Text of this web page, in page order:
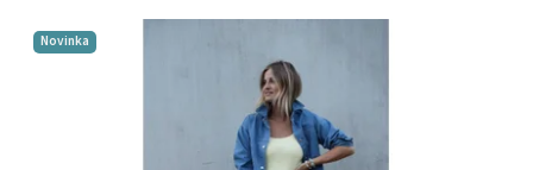
Nejprodávanější
Abecedně
Novinka